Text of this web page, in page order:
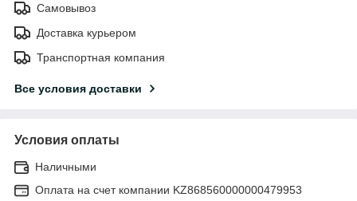
Самовывоз
Доставка курьером
Транспортная компания
Все условия доставки
Условия оплаты
Наличными
Оплата на счет компании KZ868560000000479953